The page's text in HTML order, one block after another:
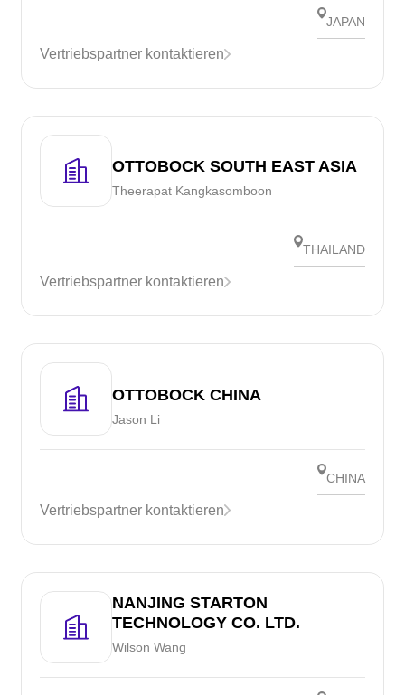
JAPAN
Vertriebspartner kontaktieren
OTTOBOCK SOUTH EAST ASIA
Theerapat Kangkasomboon
THAILAND
Vertriebspartner kontaktieren
OTTOBOCK CHINA
Jason Li
CHINA
Vertriebspartner kontaktieren
NANJING STARTON
TECHNOLOGY CO. LTD.
Wilson Wang